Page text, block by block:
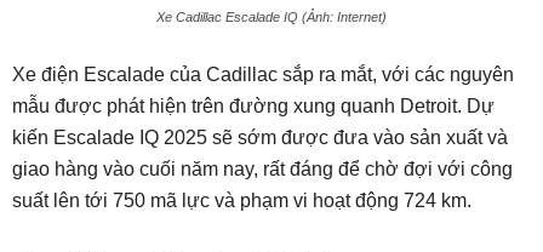
Xe Cadillac Escalade IQ (Ảnh: Internet)
Xe điện Escalade của Cadillac sắp ra mắt, với các nguyên
mẫu được phát hiện trên đường xung quanh Detroit. Dự
kiến Escalade IQ 2025 sẽ sớm được đưa vào sản xuất và
giao hàng vào cuối năm nay, rất đáng để chờ đợi với công
suất lên tới 750 mã lực và phạm vi hoạt động 724 km.